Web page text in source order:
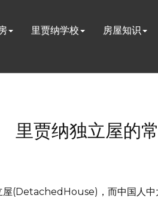
里贾纳学校 房屋知识
里贾纳独立屋的
(DetachedHouse)，而中国人